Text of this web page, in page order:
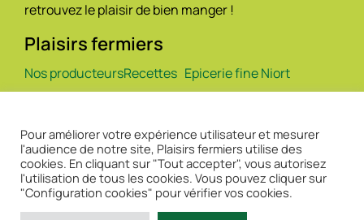
retrouvez le plaisir de bien manger !
Plaisirs fermiers
Nos producteurs
Nos magasins
Le concept
Recettes
Actualités
Epicerie fine Niort
Traiteur Niort
Boucherie Niort
Mentions légales/Politique de confidentialité
Pour améliorer votre expérience utilisateur et mesurer
l'audience de notre site, Plaisirs fermiers utilise des
cookies. En cliquant sur "Tout accepter", vous autorisez
l'utilisation de tous les cookies. Vous pouvez cliquer sur
"Configuration cookies" pour vérifier vos cookies.